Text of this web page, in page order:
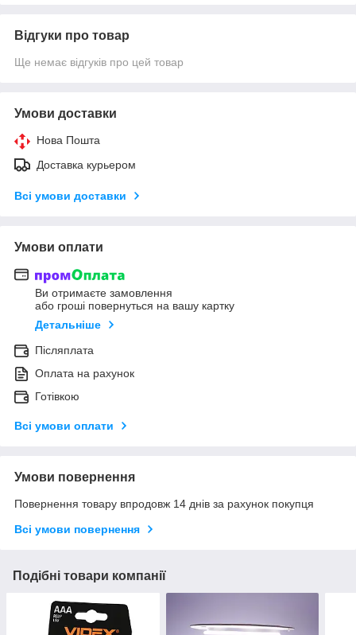
Відгуки про товар
Ще немає відгуків про цей товар
Умови доставки
Нова Пошта
Доставка курьером
Всі умови доставки
Умови оплати
Ви отримаєте замовлення
або гроші повернуться на вашу картку
Детальніше
Післяплата
Оплата на рахунок
Готівкою
Всі умови оплати
Умови повернення
Повернення товару впродовж 14 днів за рахунок покупця
Всі умови повернення
Подібні товари компанії